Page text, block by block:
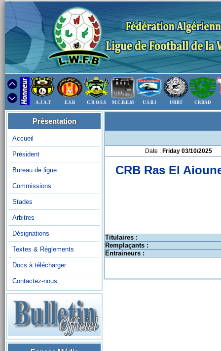
A.J.A.T E.S.B C.R O.S.S M.C.B.E.M U.S.B.I URBT CRBAD
Présentation
Accueil
Président
Bureau de ligue
Commissions
Stades
Arbitres
Désignations
Textes & Réglements
Docs à télécharger
Contactez-nous
Date : Friday 03/10/2025
CRB Ras El
Titulaires :
Remplaçants :
Entraineurs :